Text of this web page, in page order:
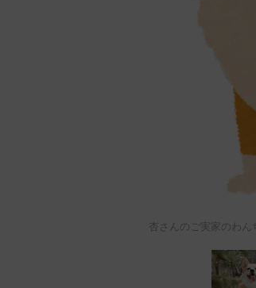
杏さんのご実家のわ